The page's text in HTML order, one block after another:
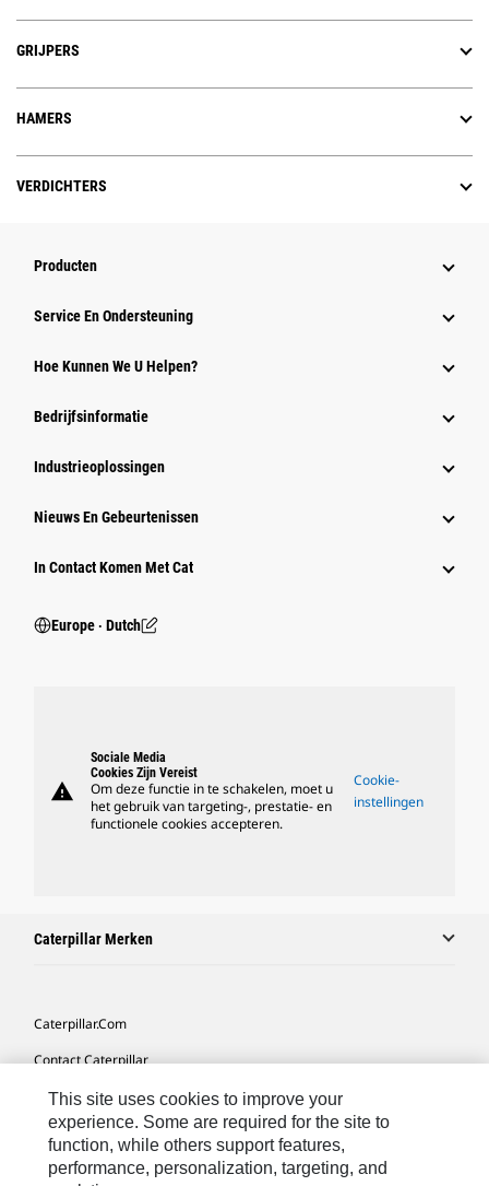
GRIJPERS
HAMERS
VERDICHTERS
Producten
Service En Ondersteuning
Hoe Kunnen We U Helpen?
Bedrijfsinformatie
Industrieoplossingen
Nieuws En Gebeurtenissen
In Contact Komen Met Cat
Europe ‧ Dutch
warning
Sociale Media
Cookies Zijn Vereist
Om deze functie in te schakelen, moet u
het gebruik van targeting-, prestatie- en
functionele cookies accepteren.
Cookie-
instellingen
Caterpillar Merken
Caterpillar.com
Contact Caterpillar
Mijn Marketingvoorkeuren
Site Map
Cookie Settings
This site uses cookies to improve your
experience. Some are required for the site to
function, while others support features,
performance, personalization, targeting, and